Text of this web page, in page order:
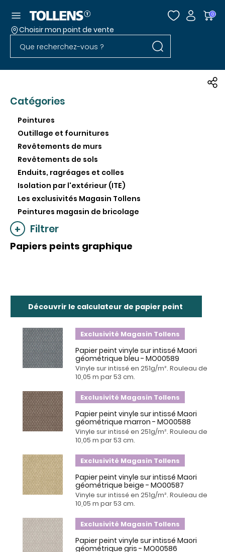
0
Passer la liste des magasins et aller au pied
Choisir mon point de vente
Rechercher dans le site Rechercher
Accéder au menu
Catégories
Peintures
Outillage et fournitures
Revêtements de murs
Revêtements de sols
Enduits, ragréages et colles
Isolation par l'extérieur (ITE)
Les exclusivités Magasin Tollens
Peintures magasin de bricolage
Filtrer
Papiers peints graphique
Découvrir le calculateur de papier peint
Exclusivité Magasin Tollens
Papier peint vinyle sur intissé Maori
géométrique bleu - MO00589
Vinyle sur intissé en 251g/m². Rouleau de
10,05 m par 53 cm.
Exclusivité Magasin Tollens
Papier peint vinyle sur intissé Maori
géométrique marron - MO00588
Vinyle sur intissé en 251g/m². Rouleau de
10,05 m par 53 cm.
Exclusivité Magasin Tollens
Papier peint vinyle sur intissé Maori
géométrique beige - MO00587
Vinyle sur intissé en 251g/m². Rouleau de
10,05 m par 53 cm.
Exclusivité Magasin Tollens
Papier peint vinyle sur intissé Maori
géométrique gris - MO00586